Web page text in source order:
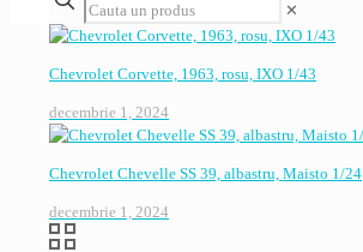
✕
Chevrolet Corvette, 1963, rosu, IXO 1/43
decembrie 1, 2024
Chevrolet Chevelle SS 39, albastru, Maisto 1/24
decembrie 1, 2024